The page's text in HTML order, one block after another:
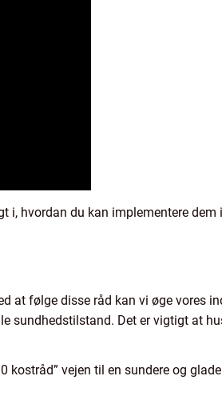
i, hvordan du kan implementere dem
at følge disse råd kan vi øge vores
sundhedstilstand. Det er vigtigt at
kostråd” vejen til en sundere og